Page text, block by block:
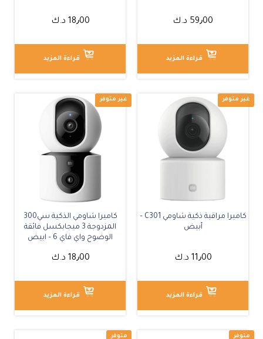
59٫00 د.ك
قراءة المزيد
18٫00 د.ك
قراءة المزيد
كاميرا مراقبة ذكية شاومي C301 –
أبيض
11٫00 د.ك
قراءة المزيد
كاميرا شاومي الذكية سي300
المزدوجة 3 ميجابكسل فائقة
الوضوح واي فاي 6 – ابيض
18٫00 د.ك
قراءة المزيد